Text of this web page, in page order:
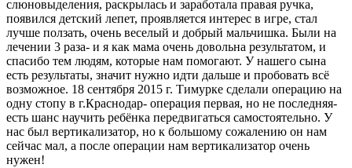
слюновыделения, раскрылась и заработала правая ручка,
появился детский лепет, проявляется интерес в игре, стал
лучше ползать, очень веселый и добрый мальчишка. Были на
лечении 3 раза- и я как мама очень довольна результатом, и
спасибо тем людям, которые нам помогают. У нашего сына
есть результаты, значит нужно идти дальше и пробовать всё
возможное. 18 сентября 2015 г. Тимурке сделали операцию на
одну стопу в г.Краснодар- операция первая, но не последняя-
есть шанс научить ребёнка передвигаться самостоятельно. У
нас был вертикализатор, но к большому сожалению он нам
сейчас мал, а после операции нам вертикализатор очень
нужен!